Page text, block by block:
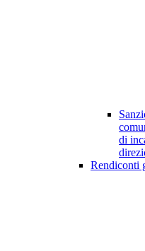
di
Rendiconti